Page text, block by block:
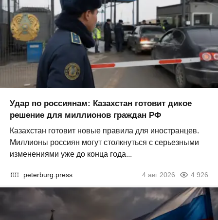
Удар по россиянам: Казахстан готовит дикое
решение для миллионов граждан РФ
Казахстан готовит новые правила для иностранцев.
Миллионы россиян могут столкнуться с серьезными
изменениями уже до конца года...
peterburg.press 4 авг 2026 4 926